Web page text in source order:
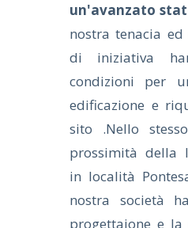
un'avanzato
nostra tenacia
di iniziativa
condizioni per
edificazione e
sito .Nello
prossimità della
in località
nostra società
progettaione e la